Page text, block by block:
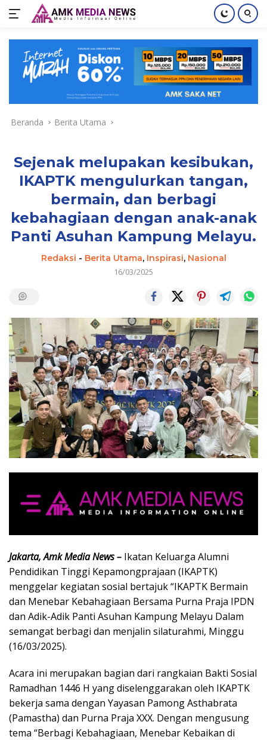
konten
Beranda Berita Utama
Sejenak melupakan kesibukan,
IKAPTK mengulurkan tangan,
bermain, dan berbagi
kebahagiaan dengan anak-anak
Panti Asuhan Kampung Melayu.
Redaksi - Berita Utama, Inspirasi, Nasional
16/03/2025
Jakarta, Amk Media News – Ikatan Keluarga Alumni
Pendidikan Tinggi Kepamongprajaan (IKAPTK)
menggelar kegiatan sosial bertajuk “IKAPTK Bermain
dan Menebar Kebahagiaan Bersama Purna Praja IPDN
dan Adik-Adik Panti Asuhan Kampung Melayu Dalam
semangat berbagi dan menjalin silaturahmi, Minggu
(16/03/2025).
Acara ini merupakan bagian dari rangkaian Bakti Sosial
Ramadhan 1446 H yang diselenggarakan oleh IKAPTK
bekerja sama dengan Yayasan Pamong Asthabrata
(Pamastha) dan Purna Praja XXX. Dengan mengusung
tema “Berbagi Kebahagiaan, Menebar Kebaikan di